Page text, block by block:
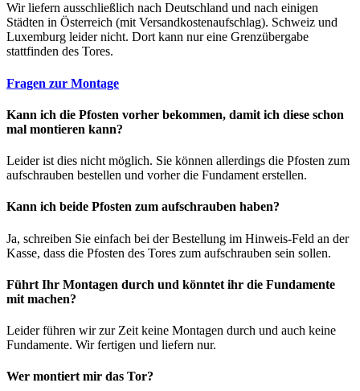
Wir liefern ausschließlich nach Deutschland und nach einigen
Städten in Österreich (mit Versandkostenaufschlag). Schweiz und
Luxemburg leider nicht. Dort kann nur eine Grenzübergabe
stattfinden des Tores.
Fragen zur Montage
Kann ich die Pfosten vorher bekommen, damit ich diese schon
mal montieren kann?
Leider ist dies nicht möglich. Sie können allerdings die Pfosten zum
aufschrauben bestellen und vorher die Fundament erstellen.
Kann ich beide Pfosten zum aufschrauben haben?
Ja, schreiben Sie einfach bei der Bestellung im Hinweis-Feld an der
Kasse, dass die Pfosten des Tores zum aufschrauben sein sollen.
Führt Ihr Montagen durch und könntet ihr die Fundamente
mit machen?
Leider führen wir zur Zeit keine Montagen durch und auch keine
Fundamente. Wir fertigen und liefern nur.
Wer montiert mir das Tor?